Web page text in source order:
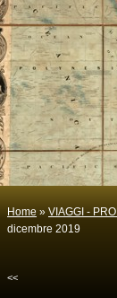
Home » VIAGGI -
dicembre 2019
<<